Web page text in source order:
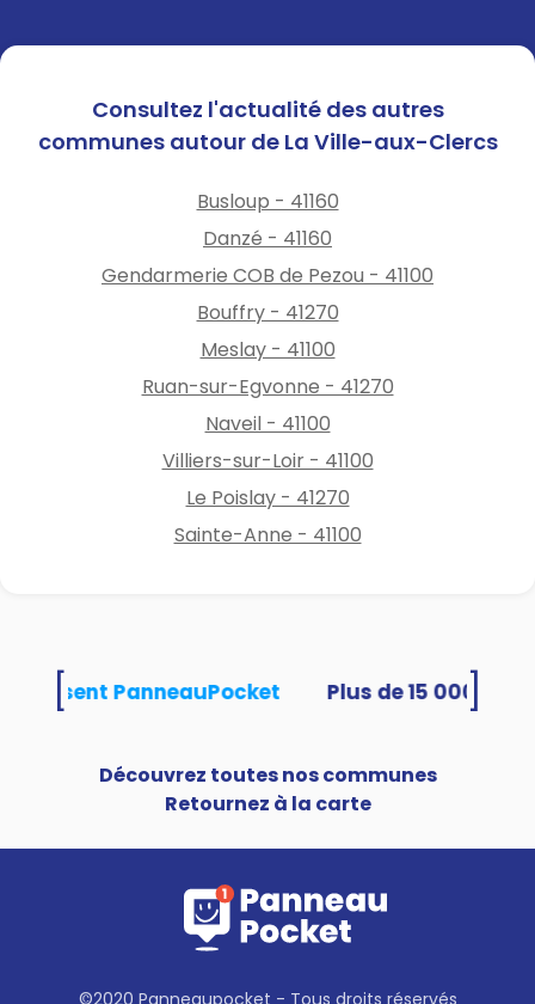
Consultez l'actualité des autres
communes autour de La Ville-aux-Clercs
Busloup - 41160
Danzé - 41160
Gendarmerie COB de Pezou - 41100
Bouffry - 41270
Meslay - 41100
Ruan-sur-Egvonne - 41270
Naveil - 41100
Villiers-sur-Loir - 41100
Le Poislay - 41270
Sainte-Anne - 41100
PanneauPocket
Découvrez toutes nos communes
Retournez à la carte